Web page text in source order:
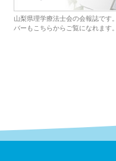
山梨県理学療法士会の会報誌です
バーもこちらからご覧になれます。